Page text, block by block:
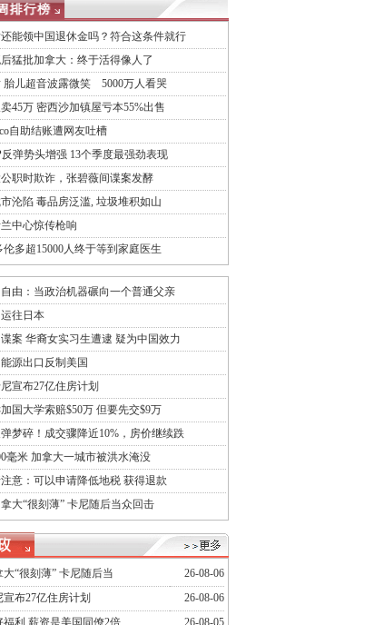
能领中国退休金吗？符合这条件就行
猛批加拿大：终于活得像人了
胎儿超音波露微笑 5000万人看哭
45万 密西沙加镇屋亏本55%出售
自助结账遭网友吐槽
弹势头增强 13个季度最强劲表现
职时欺诈，张碧薇间谍案发酵
沦陷 毒品房泛滥, 垃圾堆积如山
中心惊传枪响
多超15000人终于等到家庭医生
由：当政治机器碾向一个普通父亲
往日本
案 华裔女实习生遭逮 疑为中国效力
源出口反制美国
宣布27亿住房计划
国大学索赔$50万 但要先交$9万
梦碎！成交骤降近10%，房价继续跌
毫米 加拿大一城市被洪水淹没
意：可以申请降低地税 获得退款
大“很刻薄” 卡尼随后当众回击
大“很刻薄” 卡尼随后当
26-08-06
布27亿住房计划
26-08-06
利 薪资是美国同僚2倍
26-08-05